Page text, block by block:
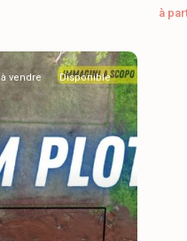
à
à vendre Disponible